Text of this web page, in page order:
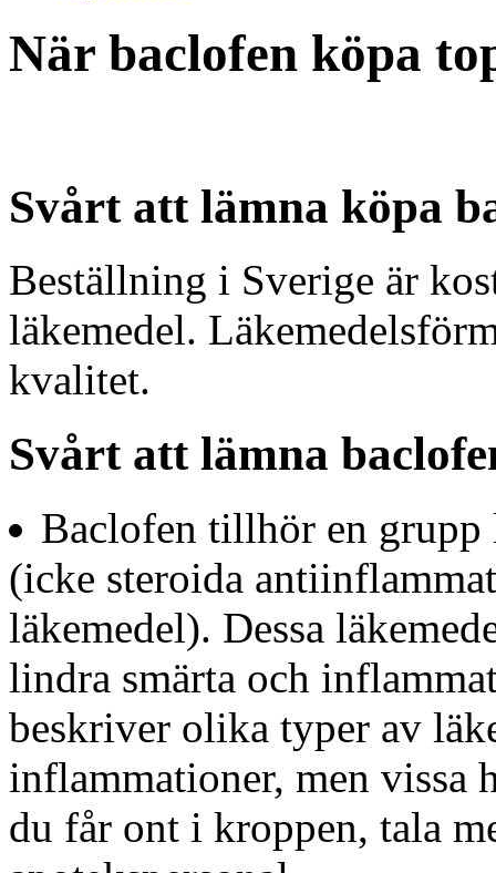
När baclofen köpa
Svårt att lämna köpa
Beställning i Sverige är
läkemedel.
kvalitet.
Svårt att lämna
Baclofen tillhör en grupp
(icke steroida
läkemedel). Dessa
lindra smärta och
beskriver olika typer av
inflammationer, men vissa
du får ont i kroppen, tala